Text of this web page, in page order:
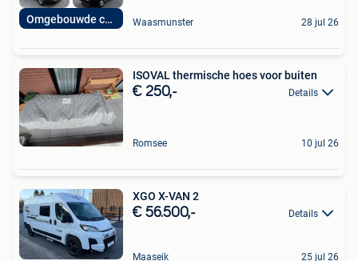
Omgebouwde camper Waasmunster 28 jul 26
ISOVAL thermische hoes voor buiten
€ 250,- Details
Romsee 10 jul 26
XGO X-VAN 2
€ 56.500,- Details
Maaseik 25 jul 26